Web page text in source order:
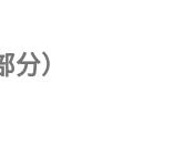
）